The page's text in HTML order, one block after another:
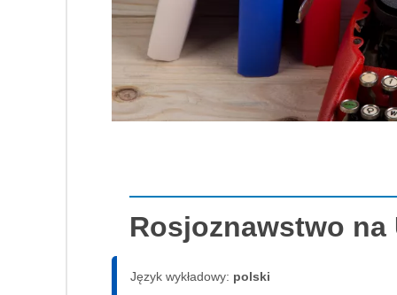
Rosjoznawstwo na
Język wykładowy: polski